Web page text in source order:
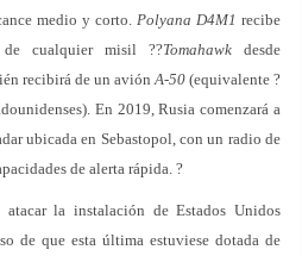
medio y corto. Polyana D4M1 recibe
de cualquier misil ??Tomahawk desde
recibirá de un aviónA-50 (equivalente ?
En 2019, Rusia comenzará a
ubicada en Sebastopol, con un radio de
de alerta rápida. ?
la instalación de Estados Unidos
de que esta última estuviese dotada de